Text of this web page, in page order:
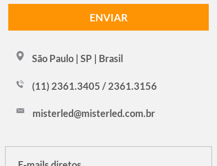
São Paulo | SP | Brasil
(11) 2361.3405 / 2361.3156
misterled@misterled.com.br